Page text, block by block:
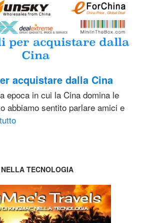
acquistare dalla Cina
epoca in cui la Cina domina le
abbiamo sentito parlare amici e
TECNOLOGIA